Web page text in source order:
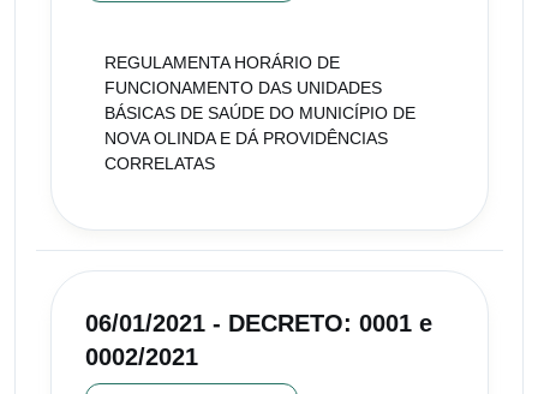
REGULAMENTA HORÁRIO DE
FUNCIONAMENTO DAS UNIDADES
BÁSICAS DE SAÚDE DO MUNICÍPIO DE
NOVA OLINDA E DÁ PROVIDÊNCIAS
CORRELATAS
06/01/2021 - DECRETO: 0001 e
0002/2021